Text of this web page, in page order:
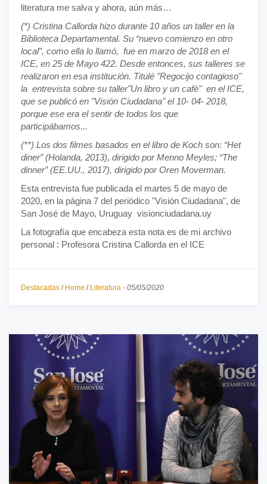
literatura me salva y ahora, aún más…
(*) Cristina Callorda hizo durante 10 años un taller en la
Biblioteca Departamental. Su “nuevo comienzo en otro
local”, como ella lo llamó, fue en marzo de 2018 en el
ICE, en 25 de Mayo 422. Desde entonces, sus talleres se
realizaron en esa institución. Titulé "Regocijo contagioso"
la entrevista sobre su taller"Un libro y un cafè" en el ICE,
que se publicó en "Visión Ciudadana" el 10- 04- 2018,
porque ese era el sentir de todos los que
participábamos...
(**) Los dos filmes basados en el libro de Koch son: “Het
diner” (Holanda, 2013), dirigido por Menno Meyles; “The
dinner” (EE.UU., 2017), dirigido por Oren Moverman.
Esta entrevista fue publicada el martes 5 de mayo de
2020, en la página 7 del periódico "Visión Ciudadana", de
San José de Mayo, Uruguay visionciudadana.uy
La fotografía que encabeza esta nota es de mi archivo
personal : Profesora Cristina Callorda en el ICE
Destacadas / Home / Literatura - 05/05/2020